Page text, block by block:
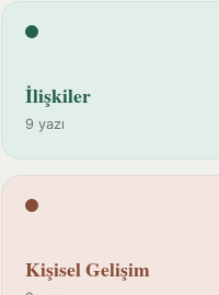
İlişkiler
9 yazı
Kişisel Gelişim